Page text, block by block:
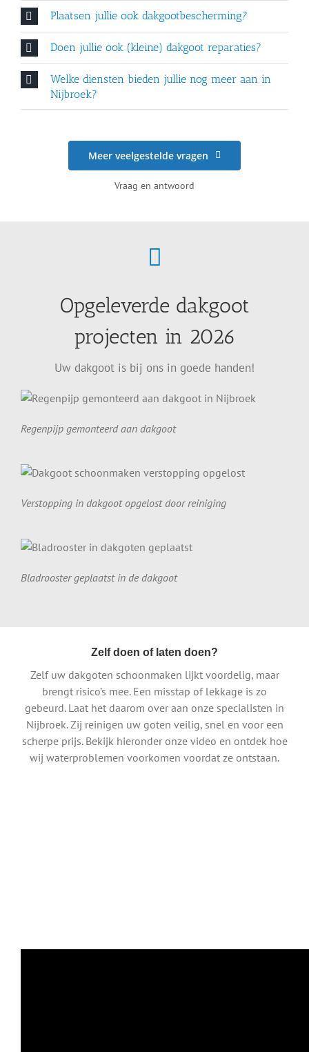
Plaatsen jullie ook dakgootbescherming?
Doen jullie ook (kleine) dakgoot reparaties?
Welke diensten bieden jullie nog meer aan in
Nijbroek?
Meer veelgestelde vragen
Vraag en antwoord
Opgeleverde dakgoot
projecten in 2026
Uw dakgoot is bij ons in goede handen!
Regenpijp gemonteerd aan dakgoot
Verstopping in dakgoot opgelost door reiniging
Bladrooster geplaatst in de dakgoot
Zelf doen of laten doen?
Zelf uw dakgoten schoonmaken lijkt voordelig, maar
brengt risico’s mee. Een misstap of lekkage is zo
gebeurd. Laat het daarom over aan onze specialisten in
Nijbroek. Zij reinigen uw goten veilig, snel en voor een
scherpe prijs. Bekijk hieronder onze video en ontdek hoe
wij waterproblemen voorkomen voordat ze ontstaan.